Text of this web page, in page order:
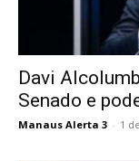
Davi
Senado e
Manaus Alerta 3 - 1